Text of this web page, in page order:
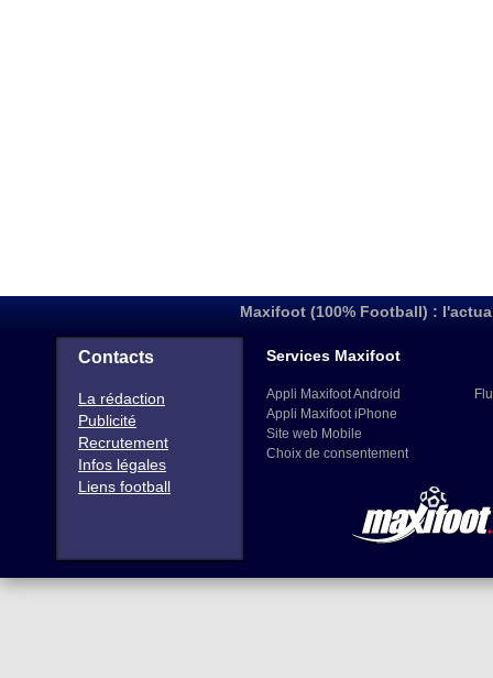
Maxifoot (100% Football) :
Contacts
La rédaction
Publicité
Recrutement
Infos légales
Liens football
Services Maxifoot
Appli Maxifoot Android
Appli Maxifoot iPhone
Site web Mobile
Choix de consentement